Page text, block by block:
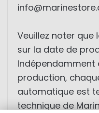
Veuillez noter que
sur la date de
Indépendamment
production,
automatique est
technique de